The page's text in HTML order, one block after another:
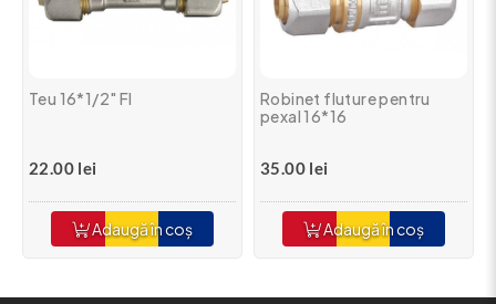
Teu 16*1/2" FI
22.00 lei
Adaugă în coș
Robinet fluture pentru
pexal 16*16
35.00 lei
Adaugă în coș